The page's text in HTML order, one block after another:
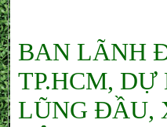
BAN LÃNH
TP.HCM,
LŨNG ĐẦU,